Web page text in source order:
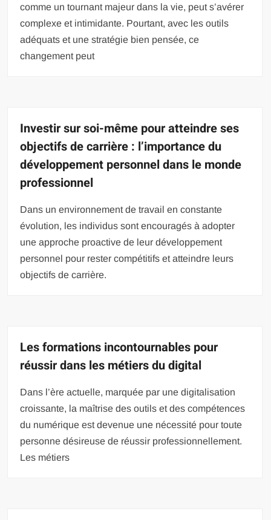
comme un tournant majeur dans la vie, peut s’avérer
complexe et intimidante. Pourtant, avec les outils
adéquats et une stratégie bien pensée, ce
changement peut
Investir sur soi-même pour atteindre ses
objectifs de carrière : l’importance du
développement personnel dans le monde
professionnel
Dans un environnement de travail en constante
évolution, les individus sont encouragés à adopter
une approche proactive de leur développement
personnel pour rester compétitifs et atteindre leurs
objectifs de carrière.
Les formations incontournables pour
réussir dans les métiers du digital
Dans l’ère actuelle, marquée par une digitalisation
croissante, la maîtrise des outils et des compétences
du numérique est devenue une nécessité pour toute
personne désireuse de réussir professionnellement.
Les métiers